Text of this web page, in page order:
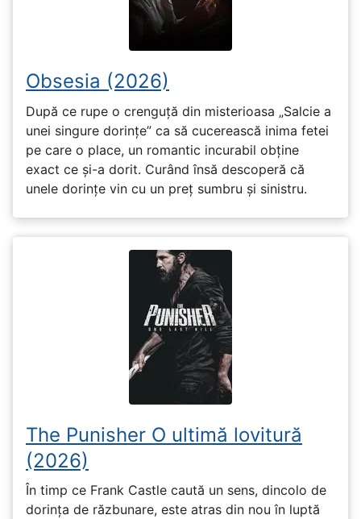
Obsesia (2026)
După ce rupe o crenguță din misterioasa „Salcie a
unei singure dorințe” ca să cucerească inima fetei
pe care o place, un romantic incurabil obține
exact ce și-a dorit. Curând însă descoperă că
unele dorințe vin cu un preț sumbru și sinistru.
The Punisher O ultimă lovitură
(2026)
În timp ce Frank Castle caută un sens, dincolo de
dorința de răzbunare, este atras din nou în luptă